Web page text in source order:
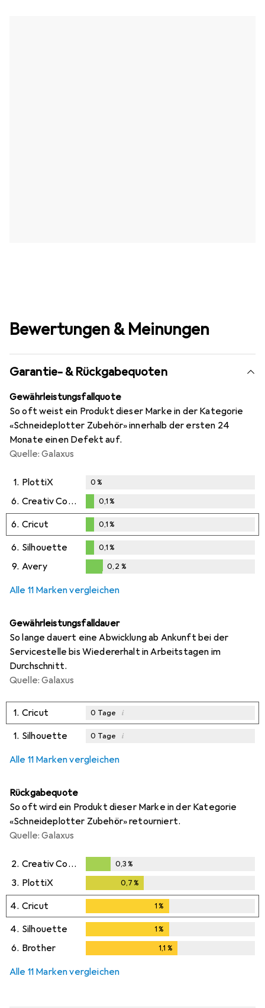
Bewertungen & Meinungen
Garantie- & Rückgabequoten
Gewährleistungsfallquote
So oft weist ein Produkt dieser Marke in der Kategorie
«Schneideplotter Zubehör» innerhalb der ersten 24
Monate einen Defekt auf.
Quelle: Galaxus
1. PlottiX 0%
6. Creativ Company
0,1%
0,1%
6. Cricut
0,1%
0,1%
6. Silhouette
%
0,1%
9. Avery 0,2 %
Alle 11 Marken vergleichen
Gewährleistungsfalldauer
So lange dauert eine Abwicklung ab Ankunft bei der
Servicestelle bis Wiedererhalt in Arbeitstagen im
Durchschnitt.
Quelle: Galaxus
1. Cricut 0 Tage i
1. Silhouette 0 Tage i
Alle 11 Marken vergleichen
Rückgabequote
So oft wird ein Produkt dieser Marke in der Kategorie
«Schneideplotter Zubehör» retourniert.
Quelle: Galaxus
2. Creativ Company
0,3%
0,3%
3. PlottiX 0,7%
4. Cricut 1%
4. Silhouette 1%
6. Brother 1,1 %
Alle 11 Marken vergleichen